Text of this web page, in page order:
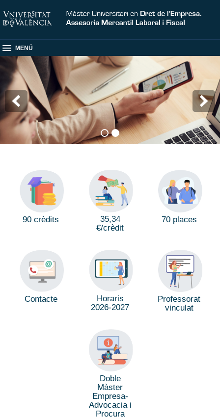
MENÚ
90 crèdits
35,34
€/crèdit
70 places
Contacte
Horaris
2026-2027
Professorat
vinculat
Doble
Màster
Empresa-
Advocacia i
Procura